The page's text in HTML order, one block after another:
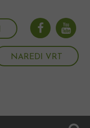
NAREDI VRT